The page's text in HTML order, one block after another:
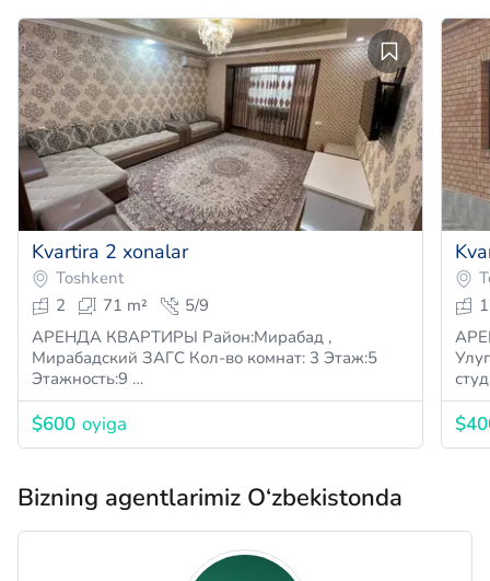
Kvartira 2 xonalar
Toshkent
2
71 m²
5/9
АРЕНДА КВАРТИРЫ Район:Мирабад ,
Мирабадский ЗАГС Кол-во комнат: 3 Этаж:5
Этажность:9 …
$600 oyiga
1
Bizning agentlarimiz O‘zbekistonda